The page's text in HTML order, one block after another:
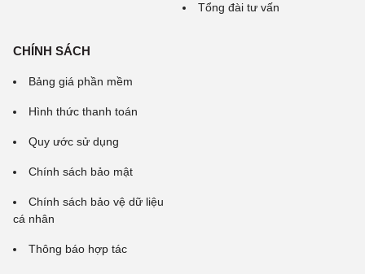
Tổng đài tư vấn
CHÍNH SÁCH
Bảng giá phần mềm
Hình thức thanh toán
Quy ước sử dụng
Chính sách bảo mật
Chính sách bảo vệ dữ liệu
cá nhân
Thông báo hợp tác